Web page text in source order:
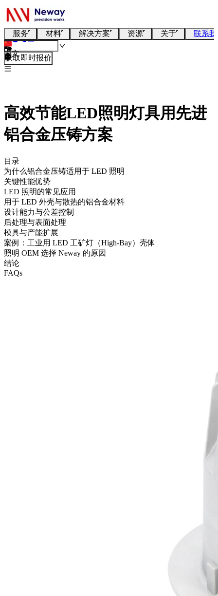
服务 材料 解决方案 资源 关于 联系
中文
获取即时报价
高效节能LED照明灯具用先进
铝合金压铸方案
目录
为什么铝合金压铸适用于 LED 照明
关键性能优势
LED 照明的常见应用
用于 LED 外壳与散热的铝合金材料
设计能力与公差控制
后处理与表面处理
模具与产能扩展
案例：工业用 LED 工矿灯（High-Bay）壳体
照明 OEM 选择 Neway 的原因
结论
FAQs